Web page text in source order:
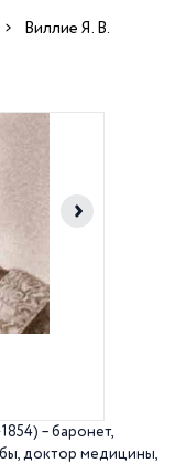
Виллие Я. В.
– баронет,
доктор медицины,